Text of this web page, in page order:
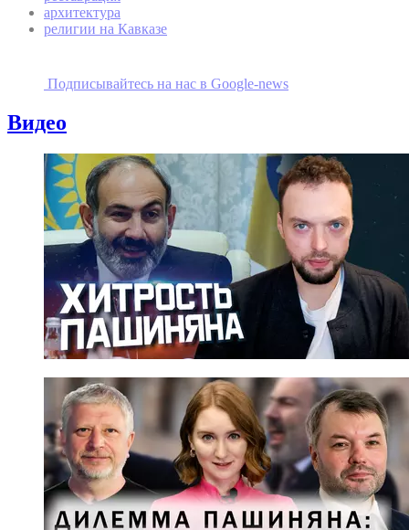
архитектура
религии на Кавказе
Подписывайтесь на наc в Google-news
Видео